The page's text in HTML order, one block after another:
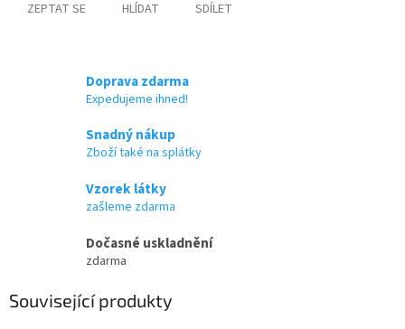
ZEPTAT SE HLÍDAT SDÍLET
Doprava zdarma
Expedujeme ihned!
Snadný nákup
Zboží také na splátky
Vzorek látky
zašleme zdarma
Dočasné uskladnění
zdarma
Související produkty